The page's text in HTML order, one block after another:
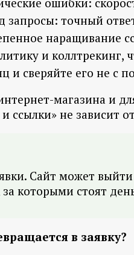
точный
наращивание
и коллтрекинг,
и сверяйте его не с
магазина и
и ссылки» не зависит
Сайт может
которыми стоят
в заявку?